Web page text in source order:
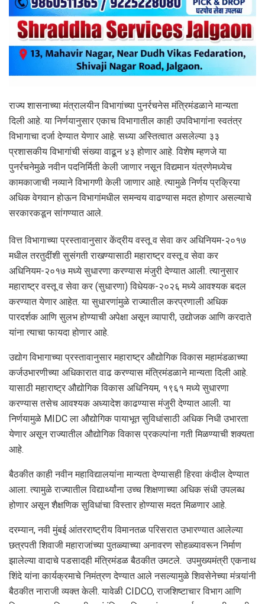
राज्य शासनाच्या मंत्रालयीन विभागांच्या पुनर्रचनेस मंत्रिमंडळाने मान्यता
दिली आहे. या निर्णयानुसार एकाच विभागातील काही उपविभागांना स्वतंत्र
विभागाचा दर्जा देण्यात येणार आहे. सध्या अस्तित्वात असलेल्या ३३
प्रशासकीय विभागांची संख्या वाढून ४३ होणार आहे. विशेष म्हणजे या
पुनर्रचनेमुळे नवीन पदनिर्मिती केली जाणार नसून विद्यमान यंत्रणेमध्येच
कामकाजाची नव्याने विभागणी केली जाणार आहे. त्यामुळे निर्णय प्रक्रिया
अधिक वेगवान होऊन विभागांमधील समन्वय वाढण्यास मदत होणार असल्याचे
सरकारकडून सांगण्यात आले.
वित्त विभागाच्या प्रस्तावानुसार केंद्रीय वस्तू व सेवा कर अधिनियम-२०१७
मधील तरतुदींशी सुसंगती राखण्यासाठी महाराष्ट्र वस्तू व सेवा कर
अधिनियम-२०१७ मध्ये सुधारणा करण्यास मंजुरी देण्यात आली. त्यानुसार
महाराष्ट्र वस्तू व सेवा कर (सुधारणा) विधेयक-२०२६ मध्ये आवश्यक बदल
करण्यात येणार आहेत. या सुधारणांमुळे राज्यातील करप्रणाली अधिक
पारदर्शक आणि सुलभ होण्याची अपेक्षा असून व्यापारी, उद्योजक आणि करदाते
यांना त्याचा फायदा होणार आहे.
उद्योग विभागाच्या प्रस्तावानुसार महाराष्ट्र औद्योगिक विकास महामंडळाच्या
कर्जउभारणीच्या अधिकारात वाढ करण्यास मंत्रिमंडळाने मान्यता दिली आहे.
यासाठी महाराष्ट्र औद्योगिक विकास अधिनियम, १९६१ मध्ये सुधारणा
करण्यास तसेच आवश्यक अध्यादेश काढण्यास मंजुरी देण्यात आली. या
निर्णयामुळे MIDC ला औद्योगिक पायाभूत सुविधांसाठी अधिक निधी उभारता
येणार असून राज्यातील औद्योगिक विकास प्रकल्पांना गती मिळण्याची शक्यता
आहे.
बैठकीत काही नवीन महाविद्यालयांना मान्यता देण्यासही हिरवा कंदील देण्यात
आला. त्यामुळे राज्यातील विद्यार्थ्यांना उच्च शिक्षणाच्या अधिक संधी उपलब्ध
होणार असून शैक्षणिक सुविधांचा विस्तार होण्यास मदत मिळणार आहे.
दरम्यान, नवी मुंबई आंतरराष्ट्रीय विमानतळ परिसरात उभारण्यात आलेल्या
छत्रपती शिवाजी महाराजांच्या पुतळ्याच्या अनावरण सोहळ्यावरून निर्माण
झालेल्या वादाचे पडसादही मंत्रिमंडळ बैठकीत उमटले. उपमुख्यमंत्री एकनाथ
शिंदे यांना कार्यक्रमाचे निमंत्रण देण्यात आले नसल्यामुळे शिवसेनेच्या मंत्र्यांनी
बैठकीत नाराजी व्यक्त केली. यावेळी CIDCO, राजशिष्टाचार विभाग आणि